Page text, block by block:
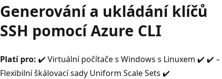
Generování a ukládání klíčů
SSH pomocí Azure CLI
Platí pro: ✔️ Virtuální počítače s Windows s Linuxem ✔️ ✔️ –
Flexibilní škálovací sady Uniform Scale Sets ✔️